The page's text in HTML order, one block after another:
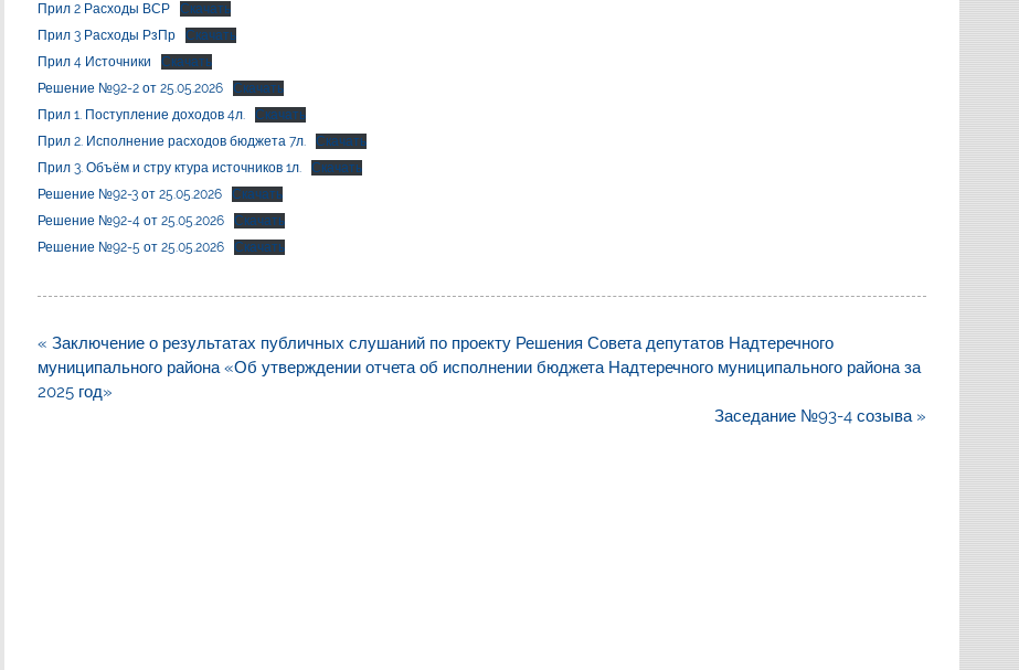
Прил 2 Расходы ВСР
Скачать
Прил 3 Расходы РзПр
Скачать
Прил 4 Источники
Скачать
Решение №92-2 от 25.05.2026
Скачать
Прил 1. Поступление доходов 4л.
Скачать
Прил 2. Исполнение расходов бюджета 7л.
Скачать
Прил 3. Объём и стру ктура источников 1л.
Скачать
Решение №92-3 от 25.05.2026
Скачать
Решение №92-4 от 25.05.2026
Скачать
Решение №92-5 от 25.05.2026
Скачать
Навигация
по
записям
« Заключение о результатах публичных слушаний по проекту Решения Совета депутатов Надтеречного
муниципального района «Об утверждении отчета об исполнении бюджета Надтеречного муниципального района за
2025 год»
Заседание №93-4 созыва »